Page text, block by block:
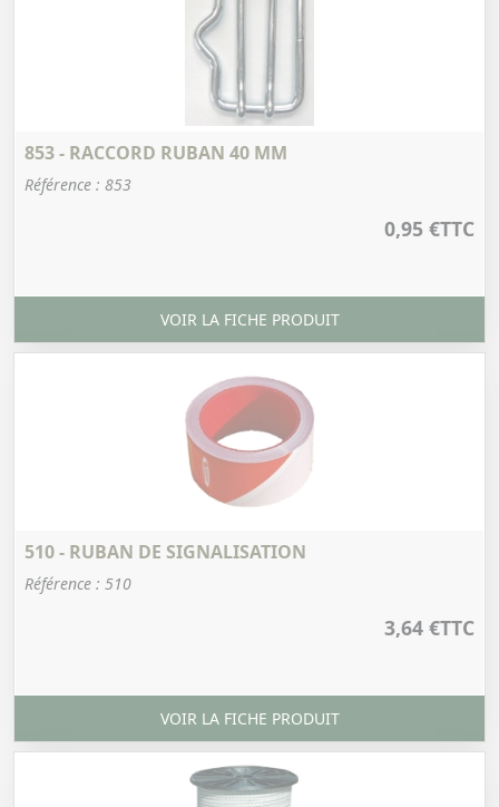
853 - RACCORD RUBAN 40 MM
Référence : 853
0,95 €TTC
VOIR LA FICHE PRODUIT
510 - RUBAN DE SIGNALISATION
Référence : 510
3,64 €TTC
VOIR LA FICHE PRODUIT